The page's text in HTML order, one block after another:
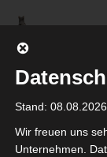
springen
WIR WERDEN NICHT NUR
Beiträge
Stand: 08.08.2026
Wir freuen uns
Unternehmen.